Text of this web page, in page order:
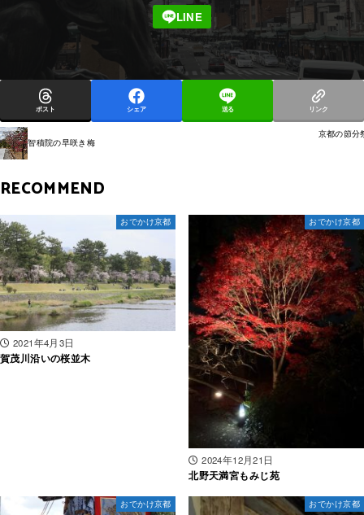
ポスト シェア 送る リンク
智積院の早咲き梅
京都の節分
RECOMMEND
おでかけ京都
2021年4月3日
賀茂川沿いの桜並木
おでかけ京都
2024年12月21日
北野天満宮もみじ苑
おでかけ京都 おでかけ京都